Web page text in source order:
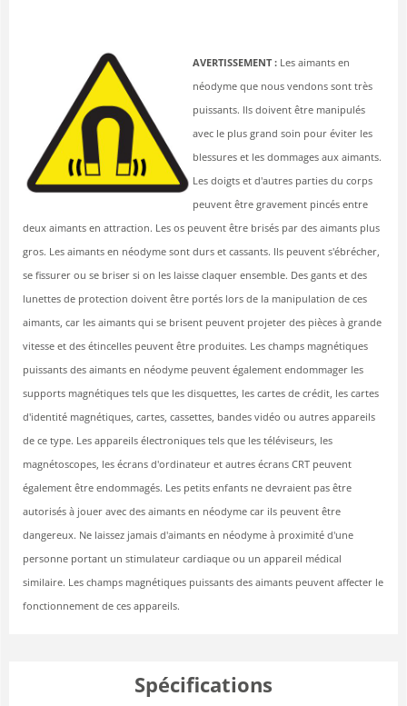
AVERTISSEMENT : Les aimants en
néodyme que nous vendons sont très
puissants. Ils doivent être manipulés
avec le plus grand soin pour éviter les
blessures et les dommages aux aimants.
Les doigts et d'autres parties du corps
peuvent être gravement pincés entre
deux aimants en attraction. Les os peuvent être brisés par des aimants plus
gros. Les aimants en néodyme sont durs et cassants. Ils peuvent s'ébrécher,
se fissurer ou se briser si on les laisse claquer ensemble. Des gants et des
lunettes de protection doivent être portés lors de la manipulation de ces
aimants, car les aimants qui se brisent peuvent projeter des pièces à grande
vitesse et des étincelles peuvent être produites. Les champs magnétiques
puissants des aimants en néodyme peuvent également endommager les
supports magnétiques tels que les disquettes, les cartes de crédit, les cartes
d'identité magnétiques, cartes, cassettes, bandes vidéo ou autres appareils
de ce type. Les appareils électroniques tels que les téléviseurs, les
magnétoscopes, les écrans d'ordinateur et autres écrans CRT peuvent
également être endommagés. Les petits enfants ne devraient pas être
autorisés à jouer avec des aimants en néodyme car ils peuvent être
dangereux. Ne laissez jamais d'aimants en néodyme à proximité d'une
personne portant un stimulateur cardiaque ou un appareil médical
similaire. Les champs magnétiques puissants des aimants peuvent affecter le
fonctionnement de ces appareils.
Spécifications